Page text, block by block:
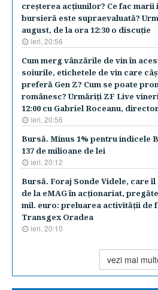
creşterea acţiunilor? Ce fac
bursieră este supraevaluată?
august, de la ora 12:30 o discuţie
ieri, 20:56
Cum merg vânzările de vin în
soiurile, etichetele de vin care
preferă Gen Z? Cum se poate
românesc? Urmăriţi ZF Live
12:00 cu Gabriel Roceanu,
ieri, 20:56
Bursă. Minus 1% pentru indicele
137 de milioane de lei
ieri, 20:12
Bursă. Foraj Sonde Videle, care
de la eMAG în acţionariat,
mil. euro: preluarea activităţii de
Transgex Oradea
ieri, 20:10
vezi mai